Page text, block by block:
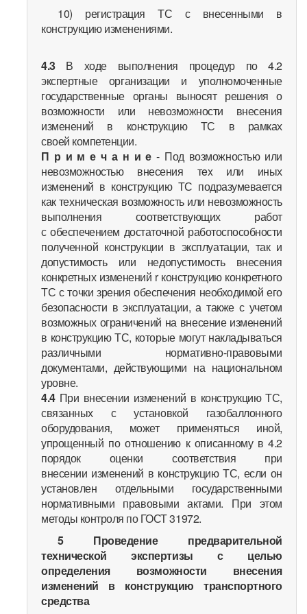
10) регистрация ТС с внесенными в
конструкцию изменениями.
4.3В ходе выполнения процедур по 4.2
экспертные организации и уполномоченные
государственные органы выносят решения о
возможности или невозможности внесения
изменений в конструкцию ТС в рамках
своей компетенции.
П р и м е ч а н и е- Под возможностью или
невозможностью внесения тex или иных
изменений в конструкцию ТС подразумевается
как техническая возможность или невозможность
выполнения соответствующих работ
с обеспечением достаточной работоспособности
полученной конструкции в эксплуатации, так и
допустимость или недопустимость внесения
конкретных изменений r конструкцию конкретного
ТС с точки зрения обеспечения необходимой его
безопасности в эксплуатации, а также с учетом
возможных ограничений на внесение изменений
в конструкцию ТС, которые могут накладываться
различными нормативно-правовыми
документами, действующими на национальном
уровне.
4.4При внесении изменений в конструкцию ТС,
связанных с установкой газобаллонного
оборудования, может применяться иной,
упрощенный по отношению к описанному в 4.2
порядок оценки соответствия при
внесении изменений в конструкцию ТС, если он
установлен отдельными государственными
нормативными правовыми актами. При этом
методы контроля по ГОСТ 31972.
5 Проведение предварительной
технической экспертизы с целью
определения возможности внесения
изменений в конструкцию транспортного
средства